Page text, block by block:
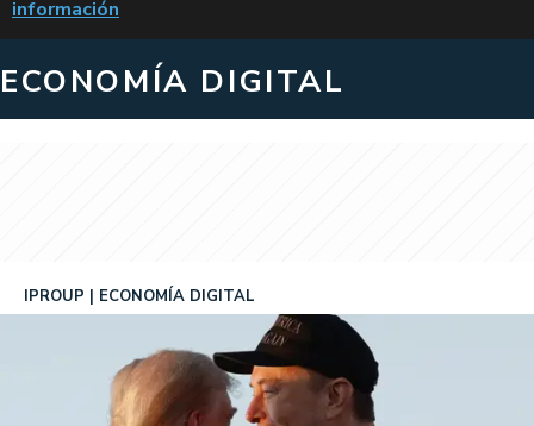
información
ECONOMÍA DIGITAL
IPROUP ECONOMÍA DIGITAL